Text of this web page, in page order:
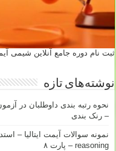
ثبت نام دوره جامع آنلاین شیمی آیمت 2027 ایتالیا - استاد مهدی
نوشته‌های تازه
– رنک بندی
reasoning – پارت ۸